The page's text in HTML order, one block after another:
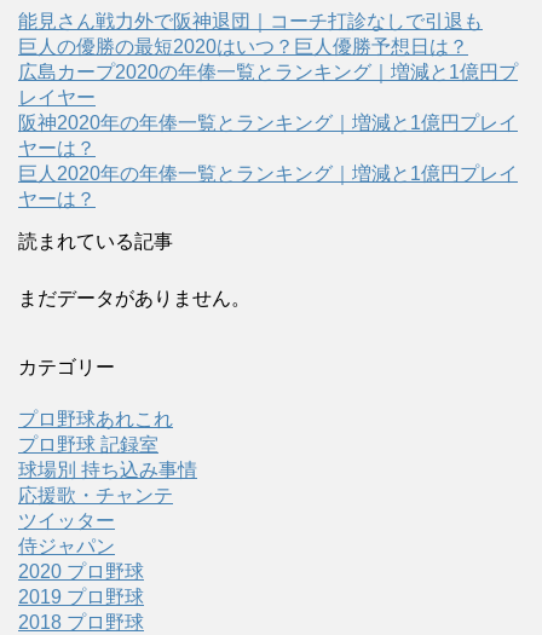
能見さん戦力外で阪神退団｜コーチ打診なしで引退も
巨人の優勝の最短2020はいつ？巨人優勝予想日は？
広島カープ2020の年俸一覧とランキング｜増減と1億円プ
レイヤー
阪神2020年の年俸一覧とランキング｜増減と1億円プレイ
ヤーは？
巨人2020年の年俸一覧とランキング｜増減と1億円プレイ
ヤーは？
読まれている記事
まだデータがありません。
カテゴリー
プロ野球あれこれ
プロ野球 記録室
球場別 持ち込み事情
応援歌・チャンテ
ツイッター
侍ジャパン
2020 プロ野球
2019 プロ野球
2018 プロ野球